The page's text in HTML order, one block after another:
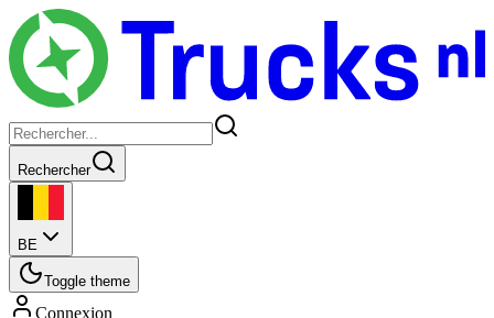
Rechercher
BE
Toggle theme
Connexion